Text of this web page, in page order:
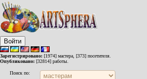
Войти
Зарегистрировано: [1974] мастера, [373] посетителя.
Опубликовано: [32814] работы.
Поиск по: